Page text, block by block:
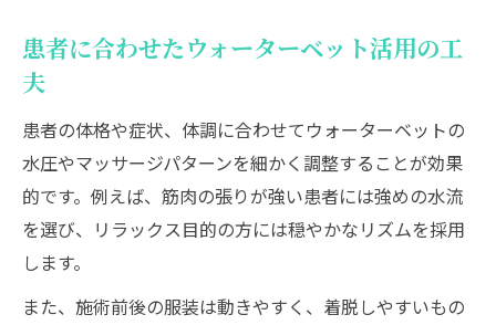
患者に合わせたウォーターベット活用の工
夫
患者の体格や症状、体調に合わせてウォーターベットの
水圧やマッサージパターンを細かく調整することが効果
的です。例えば、筋肉の張りが強い患者には強めの水流
を選び、リラックス目的の方には穏やかなリズムを採用
します。
また、施術前後の服装は動きやすく、着脱しやすいもの